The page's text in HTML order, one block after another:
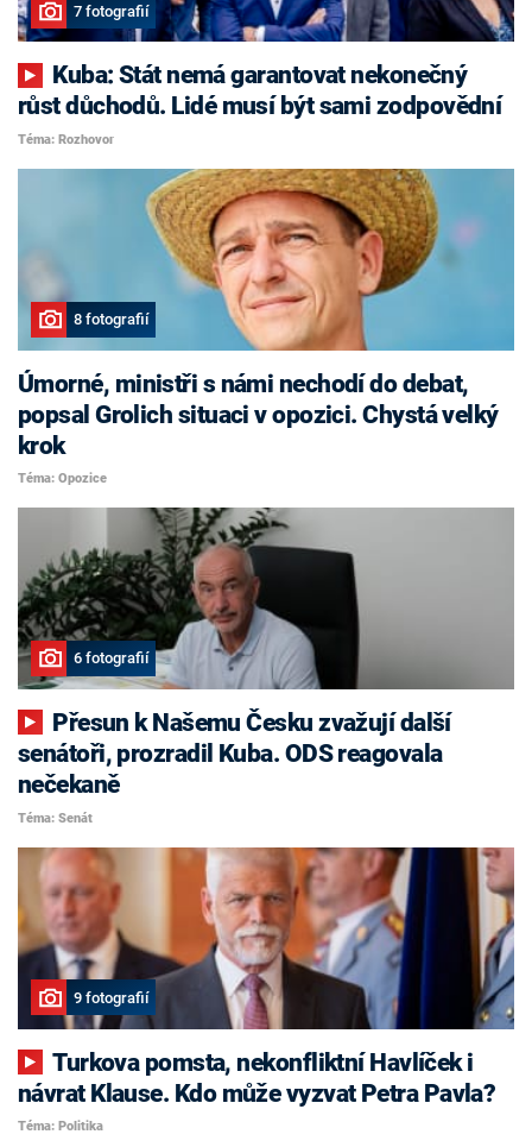
7 fotografií
růst důchodů. Lidé musí být sami zodpovědní
Téma: Rozhovor
8 fotografií
Úmorné, ministři s námi nechodí do debat,
popsal Grolich situaci v opozici. Chystá velký
krok
Téma: Opozice
6 fotografií
senátoři, prozradil Kuba. ODS reagovala
nečekaně
Téma: Senát
9 fotografií
Turkova pomsta, nekonfliktní Havlíček i
návrat Klause. Kdo může vyzvat Petra Pavla?
Téma: Politika